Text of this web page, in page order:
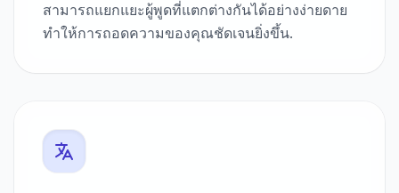
สามารถแยกแยะผู้พูดที่แตกต่างกันได้อย่างง่ายดาย
ทำให้การถอดความของคุณชัดเจนยิ่งขึ้น.